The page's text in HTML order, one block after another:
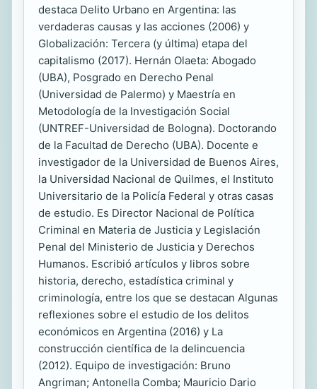
destaca Delito Urbano en Argentina: las
verdaderas causas y las acciones (2006) y
Globalización: Tercera (y última) etapa del
capitalismo (2017). Hernán Olaeta: Abogado
(UBA), Posgrado en Derecho Penal
(Universidad de Palermo) y Maestría en
Metodología de la Investigación Social
(UNTREF-Universidad de Bologna). Doctorando
de la Facultad de Derecho (UBA). Docente e
investigador de la Universidad de Buenos Aires,
la Universidad Nacional de Quilmes, el Instituto
Universitario de la Policía Federal y otras casas
de estudio. Es Director Nacional de Política
Criminal en Materia de Justicia y Legislación
Penal del Ministerio de Justicia y Derechos
Humanos. Escribió artículos y libros sobre
historia, derecho, estadística criminal y
criminología, entre los que se destacan Algunas
reflexiones sobre el estudio de los delitos
económicos en Argentina (2016) y La
construcción científica de la delincuencia
(2012). Equipo de investigación: Bruno
Angriman; Antonella Comba; Mauricio Dario